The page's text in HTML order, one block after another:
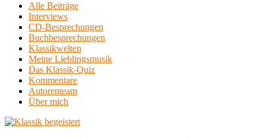
Alle Beiträge
Interviews
CD-Besprechungen
Buchbesprechungen
Klassikwelten
Meine Lieblingsmusik
Das Klassik-Quiz
Kommentare
Autorenteam
Über mich